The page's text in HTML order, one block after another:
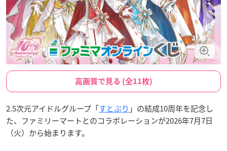
高画質で見る (全11枚)
2.5次元アイドルグループ「すとぷり 」の結成10周年を記念し
た、ファミリーマートとのコラボレーションが2026年7月7日
（火）から始まります。